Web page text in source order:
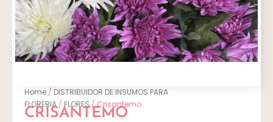
Home / DISTRIBUIDOR DE INSUMOS PARA
FLORERIA/FLORES/ Crisantemo
CRISANTEMO